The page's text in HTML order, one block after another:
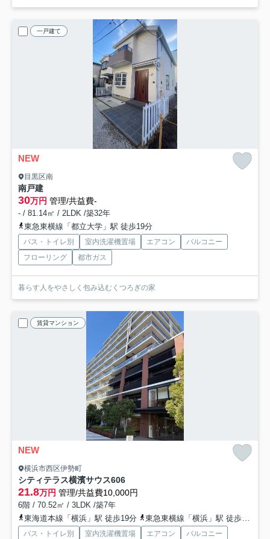
一戸建て
NEW
目黒区南
南戸建
30万円 管理/共益費-
- / 81.14㎡ / 2LDK /築32年
東急東横線「都立大学」駅 徒歩19分
バス・トイレ別 室内洗濯機置場 エアコン
バルコニー
フローリング
都市ガス
暮らす人をやさしく包み込むくつろぎの家
賃貸マンション
NEW
横浜市西区伊勢町
シティテラス横濱サウス606
21.8万円 管理/共益費10,000円
6階 / 70.52㎡ / 3LDK /築7年
東海道本線「横浜」駅 徒歩19分
東急東横線「横浜」駅 徒歩19分
バス・トイレ別 室内洗濯機置場 エアコン
バルコニー